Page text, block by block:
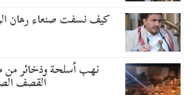
كيف نسفت صنعاء رهان
نهب أسلحة وذخائر
القصف